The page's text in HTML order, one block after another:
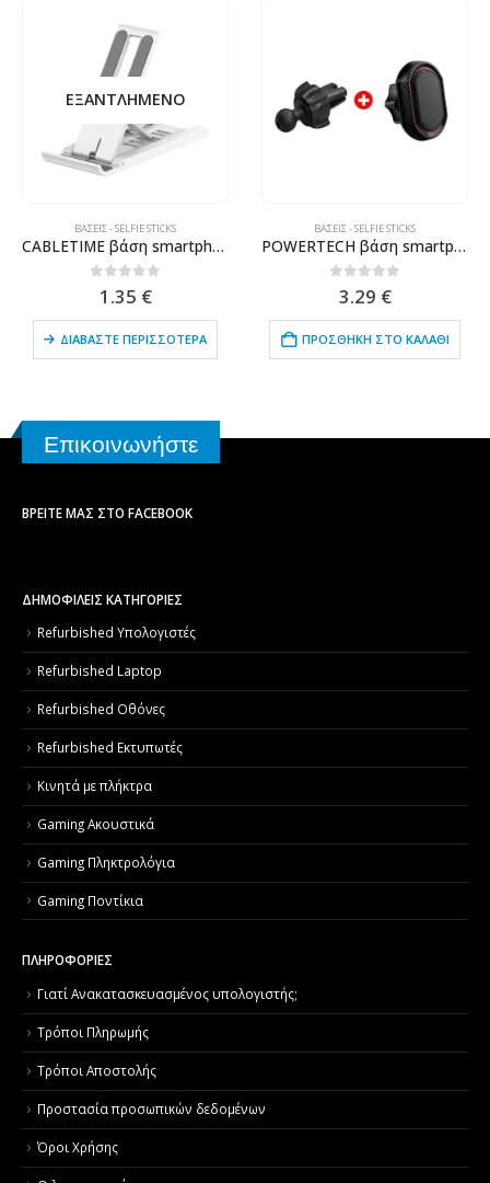
ΕΞΑΝΤΛΗΜΈΝΟ
ΒΆΣΕΙΣ - SELFIE STICKS
CABLETIME βάση smartphone CT-PH03, foldable, λευκή
out of 5
1.35 €
ΔΙΑΒΆΣΤΕ ΠΕΡΙΣΣΌΤΕΡΑ
ΒΆΣΕΙΣ - SELFIE STICKS
POWERTECH βάση smartphone για αεραγωγό αυτοκινήτου BNDL-0151, μαύρη
out of 5
3.29 €
ΠΡΟΣΘΉΚΗ ΣΤΟ ΚΑΛΆΘΙ
Επικοινωνήστε
ΒΡΕΊΤΕ ΜΑΣ ΣΤΟ FACEBOOK
ΔΗΜΟΦΙΛΕΙΣ ΚΑΤΗΓΟΡΙΕΣ
Refurbished Υπολογιστές
Refurbished Laptop
Refurbished Οθόνες
Refurbished Εκτυπωτές
Κινητά με πλήκτρα
Gaming Ακουστικά
Gaming Πληκτρολόγια
Gaming Ποντίκια
ΠΛΗΡΟΦΟΡΙΕΣ
Γιατί Aνακατασκευασμένος υπολογιστής;
Τρόποι Πληρωμής
Τρόποι Αποστολής
Προστασία προσωπικών δεδομένων
Όροι Χρήσης